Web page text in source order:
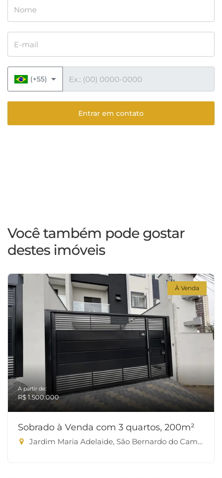
(+55)
Entrar em contato
Você também pode gostar
destes imóveis
À Venda
A partir de:
R$ 1.500.000
Sobrado à Venda com 3 quartos, 200m²
Jardim Maria Adelaide, São Bernardo do Campo-SP